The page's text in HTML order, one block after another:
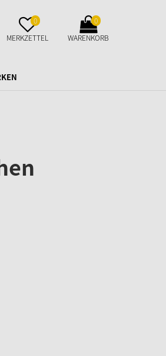
MERKZETTEL
AUFKLAPPEN
0
MERKZETTEL
WARENKORB
AUFKLAPPEN
0
WARENKORB